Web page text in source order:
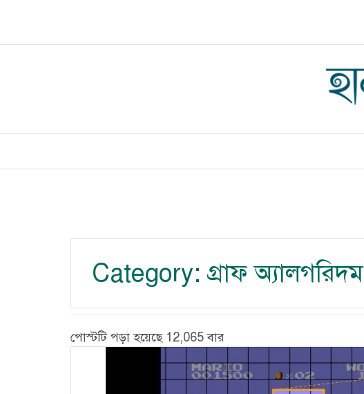
content
Category: গ্রাফ অ্যালগরিদম
পোস্টটি পড়া হয়েছে 12,065 বার